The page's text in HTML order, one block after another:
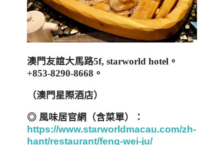
澳門友誼大馬路5f, starworld hotel 。
+853-8290-8668 。
（澳門星際酒店）
◎ 風味居官網（含菜單）：
https://www.starworldmacau.com/zh-
hant/restaurant/feng-wei-ju/